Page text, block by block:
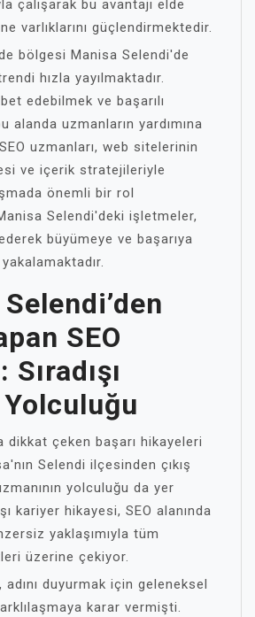
çalışarak bu avantajı elde
varlıklarını güçlendirmektedir.
bölgesi Manisa Selendi'de
hızla yayılmaktadır.
edebilmek ve başarılı
alanda uzmanların yardımına
uzmanları, web sitelerinin
ve içerik stratejileriyle
önemli bir rol
Selendi'deki işletmeler,
büyümeye ve başarıya
SEO
Sıradışı
dikkat çeken başarı hikayeleri
Selendi ilçesinden çıkış
yolculuğu da yer
kariyer hikayesi, SEO alanında
yaklaşımıyla tüm
üzerine çekiyor.
adını duyurmak için geleneksel
karar vermişti.